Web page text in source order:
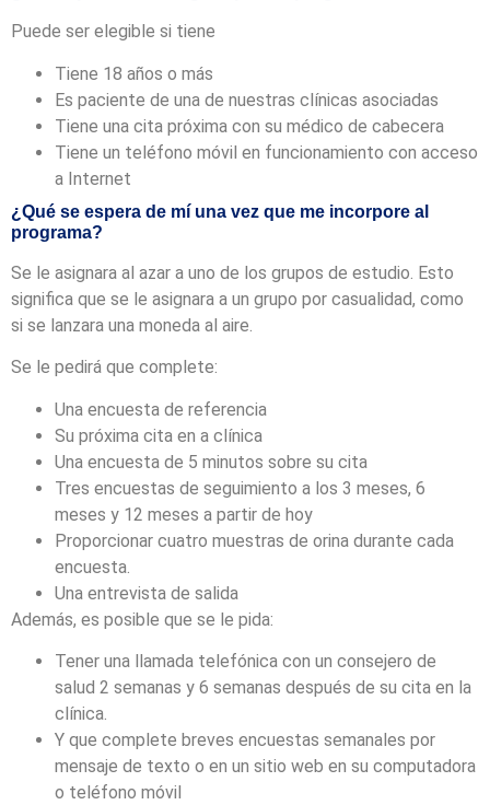
Puede ser elegible si tiene
Tiene 18 años o más
Es paciente de una de nuestras clínicas asociadas
Tiene una cita próxima con su médico de cabecera
Tiene un teléfono móvil en funcionamiento con acceso
a Internet
¿Qué se espera de mí una vez que me incorpore al
programa?
Se le asignara al azar a uno de los grupos de estudio. Esto
significa que se le asignara a un grupo por casualidad, como
si se lanzara una moneda al aire.
Se le pedirá que complete:
Una encuesta de referencia
Su próxima cita en a clínica
Una encuesta de 5 minutos sobre su cita
Tres encuestas de seguimiento a los 3 meses, 6
meses y 12 meses a partir de hoy
Proporcionar cuatro muestras de orina durante cada
encuesta.
Una entrevista de salida
Además, es posible que se le pida:
Tener una llamada telefónica con un consejero de
salud 2 semanas y 6 semanas después de su cita en la
clínica.
Y que complete breves encuestas semanales por
mensaje de texto o en un sitio web en su computadora
o teléfono móvil